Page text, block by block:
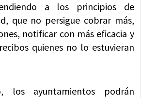
a los principios de
que no persigue cobrar más,
notificar con más eficacia y
quienes no lo estuvieran
los ayuntamientos podrán